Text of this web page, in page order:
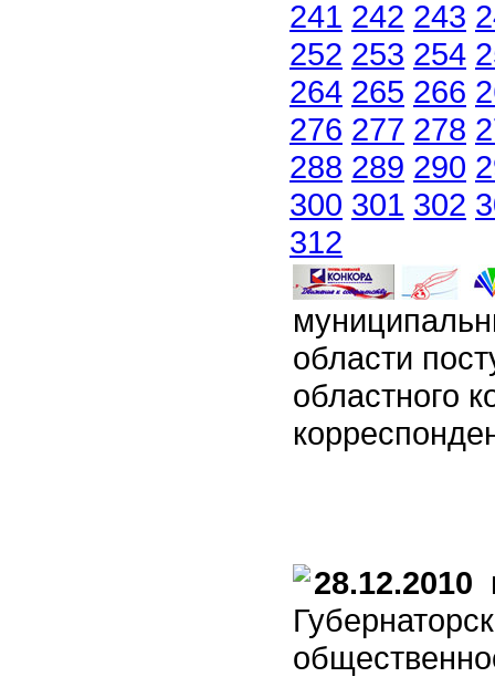
241 242 243
252 253 254
264 265 266
276 277 278
288 289 290
300 301 302
312
области
областного
28.12.2010